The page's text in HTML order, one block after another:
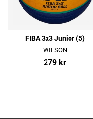
FIBA 3x3 Junior (5)
WILSON
279 kr